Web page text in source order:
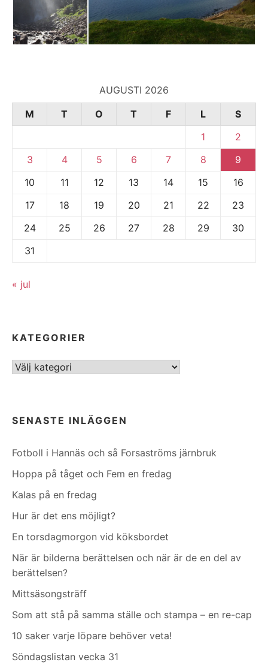
AUGUSTI 2026
M
T O T F L
S
1
2
3
4 5 6 7 8
9
10
11 12 13 14 15
16
17
18 19 20 21 22
23
24
25 26 27 28 29
30
31
« jul
KATEGORIER
Kategorier
SENASTE INLÄGGEN
Fotboll i Hannäs och så Forsaströms järnbruk
Hoppa på tåget och Fem en fredag
Kalas på en fredag
Hur är det ens möjligt?
En torsdagmorgon vid köksbordet
När är bilderna berättelsen och när är de en del av
berättelsen?
Mittsäsongsträff
Som att stå på samma ställe och stampa – en re-cap
10 saker varje löpare behöver veta!
Söndagslistan vecka 31